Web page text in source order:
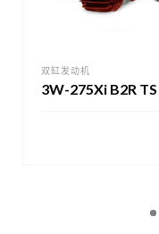
双缸发动机
3W-275Xi B2R TS